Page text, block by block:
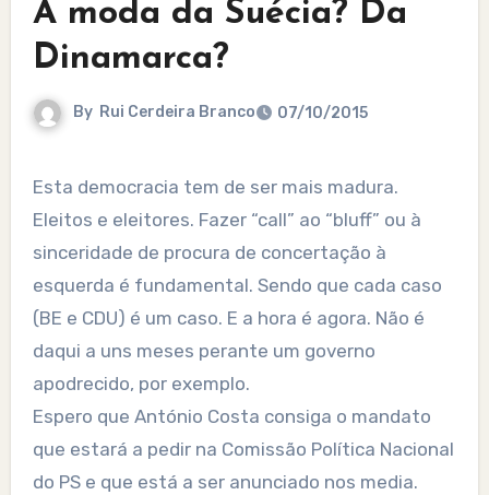
À moda da Suécia? Da
Dinamarca?
By Rui Cerdeira Branco 07/10/2015
Esta democracia tem de ser mais madura.
Eleitos e eleitores. Fazer “call” ao “bluff” ou à
sinceridade de procura de concertação à
esquerda é fundamental. Sendo que cada caso
(BE e CDU) é um caso. E a hora é agora. Não é
daqui a uns meses perante um governo
apodrecido, por exemplo.
Espero que António Costa consiga o mandato
que estará a pedir na Comissão Política Nacional
do PS e que está a ser anunciado nos media.